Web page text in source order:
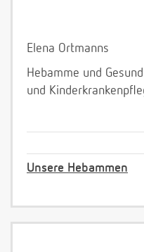
Elena Ortmanns
Hebamme und
und
Unsere Hebammen